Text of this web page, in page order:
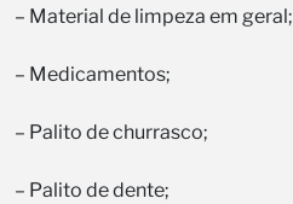
– Material de limpeza em geral;
– Medicamentos;
– Palito de churrasco;
– Palito de dente;